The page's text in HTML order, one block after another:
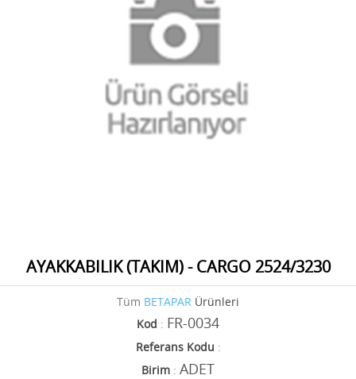
AYAKKABILIK (TAKIM) - CARGO 2524/3230
Tüm BETAPAR Ürünleri
Kod : FR-0034
Referans Kodu :
Birim : ADET